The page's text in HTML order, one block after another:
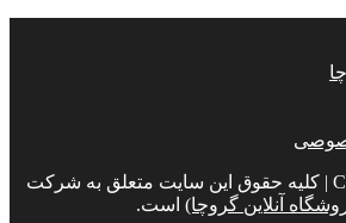
Copyright © 2015 - 2026 | کليه حقوق اين سايت متعلق به شرکت
آنلاین گروچا) است.